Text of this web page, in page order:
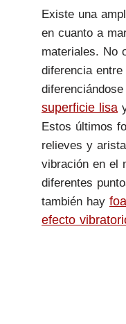
Existe una
en cuanto a
materiales. No
diferencia
superficie lisa
Estos últimos
relieves y
vibración en el
diferentes
también hay
efecto